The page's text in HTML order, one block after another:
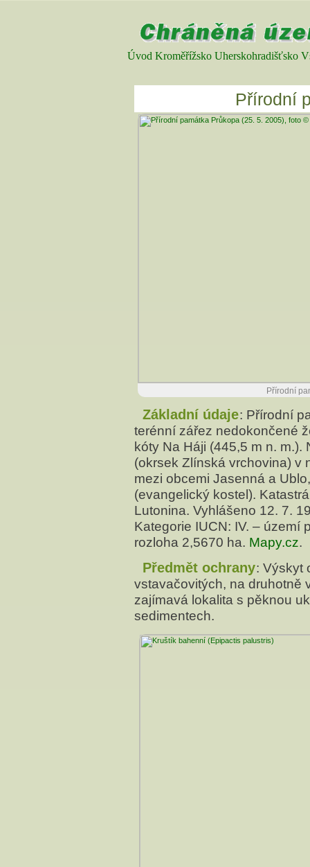
Úvod Kroměřížsko Uherskohradišťsko
Přírodní
Přírodní
Základní údaje: Přírodní
terénní zářez nedokončené
kóty Na Háji (445,5 m n.
(okrsek Zlínská vrchovina) v
mezi obcemi Jasenná a
(evangelický kostel).
Lutonina. Vyhlášeno 12. 7.
Kategorie IUCN: IV. – území
rozloha 2,5670 ha. Mapy.cz.
Předmět ochrany: Výskyt
vstavačovitých, na druhotně
zajímavá lokalita s pěknou
sedimentech.